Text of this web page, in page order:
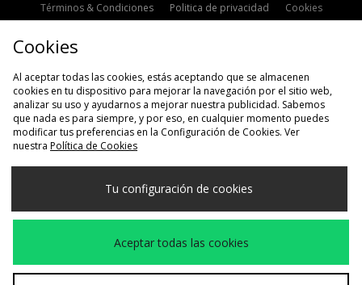
Términos & Condiciones Politica de privacidad
Cookies
Selecciona País
España
Aceptamos las siguientes formas de pago
Cookies
Al aceptar todas las cookies, estás aceptando que se almacenen
cookies en tu dispositivo para mejorar la navegación por el sitio web,
analizar su uso y ayudarnos a mejorar nuestra publicidad. Sabemos
que nada es para siempre, y por eso, en cualquier momento puedes
modificar tus preferencias en la Configuración de Cookies. Ver
nuestra Política de Cookies
Tu configuración de cookies
Aceptar todas las cookies